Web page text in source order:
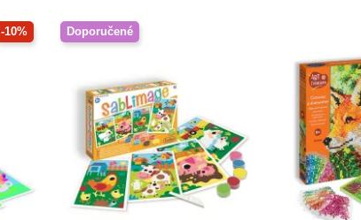
-10% Doporučené